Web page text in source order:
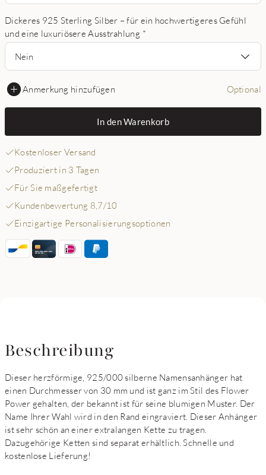
Dickeres 925 Sterling Silber – für ein hochwertigeres Gefühl
und eine luxuriösere Ausstrahlung *
Nein
Anmerkung hinzufügen Optional
In den Warenkorb
Kostenloser Versand
Produziert in 3 Tagen
Für Sie maßgefertigt
Kundenbewertung 8,7/10
Einzigartige Personalisierungsoptionen
Beschreibung
Dieser herzförmige, 925/000 silberne Namensanhänger hat
einen Durchmesser von 30 mm und ist ganz im Stil des Flower
Power gehalten, der bekannt ist für seine blumigen Muster. Der
Name Ihrer Wahl wird in den Rand eingraviert. Dieser Anhänger
ist sehr schön an einer extralangen Kette zu tragen.
Dazugehörige Ketten sind separat erhältlich. Schnelle und
kostenlose Lieferung!